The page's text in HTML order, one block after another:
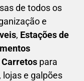
de todos os
e
, Estações de
Carretos para
e galpões